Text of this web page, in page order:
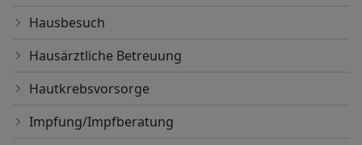
Hausbesuch
Hausärztliche Betreuung
Hautkrebsvorsorge
Impfung/Impfberatung